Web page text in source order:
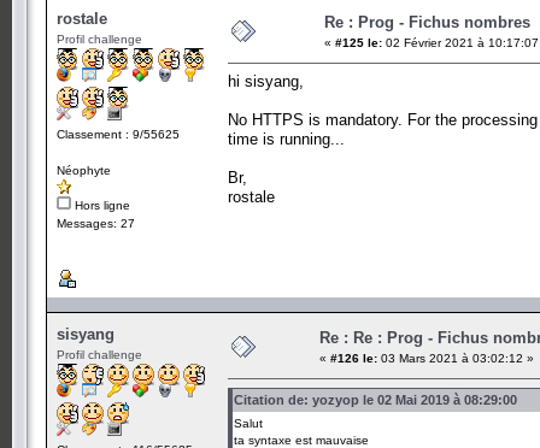
rostale
Profil challenge
Classement : 9/55625
Néophyte
Hors ligne
Messages: 27
Re : Prog - Fichus nombres
« #125 le: 02 Février 2021 à
hi sisyang,
No HTTPS is mandatory. For the
time is running...
Br,
rostale
sisyang
Profil challenge
Re : Re : Prog - Fichus
« #126 le: 03 Mars 2021 à 03:02:12 »
Citation de: yozyop le 02 Mai 2019 à 08:29:00
Salut
ta syntaxe est mauvaise